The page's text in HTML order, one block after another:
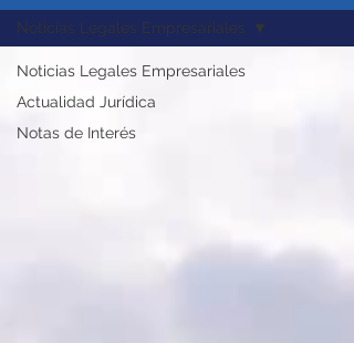
Noticias Legales Empresariales
Actualidad Jurídica
Notas de Interés
Noticias Legales Empresariales